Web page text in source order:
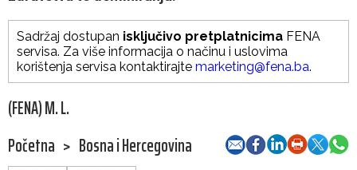
Sadržaj dostupan isključivo pretplatnicima FENA
servisa. Za više informacija o načinu i uslovima
korištenja servisa kontaktirajte marketing@fena.ba.
(FENA) M. L.
Početna > Bosna i Hercegovina